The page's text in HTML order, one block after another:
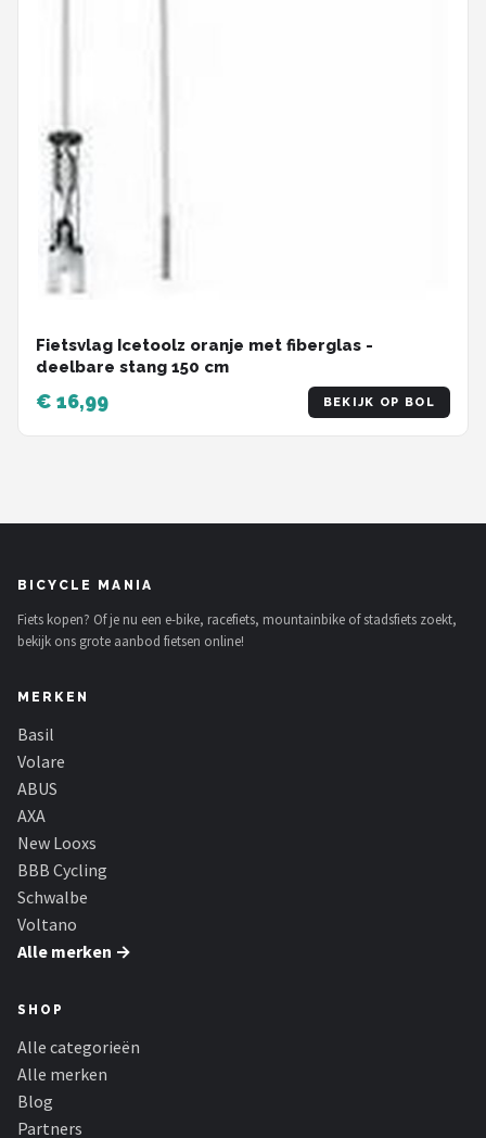
Fietsvlag Icetoolz oranje met fiberglas -
deelbare stang 150 cm
€ 16,99 BEKIJK OP BOL
BICYCLE MANIA
Fiets kopen? Of je nu een e-bike, racefiets, mountainbike of stadsfiets zoekt,
bekijk ons grote aanbod fietsen online!
MERKEN
Basil
Volare
ABUS
AXA
New Looxs
BBB Cycling
Schwalbe
Voltano
Alle merken →
SHOP
Alle categorieën
Alle merken
Blog
Partners